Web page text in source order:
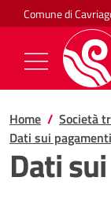
Salta al contenuto
Comune di
Mostra/
Home Società
Dati sui pagamenti
Dati